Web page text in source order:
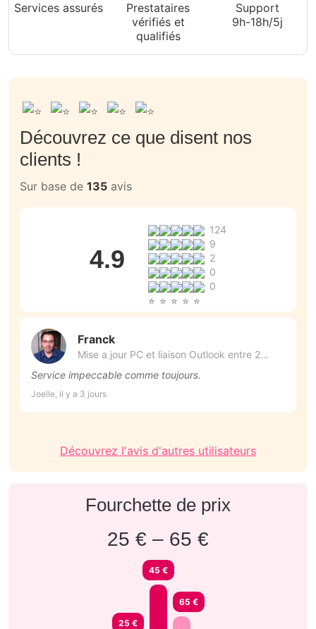
Services assurés
Prestataires
vérifiés et
qualifiés
Support
9h-18h/5j
Découvrez ce que disent nos
clients !
Sur base de 135 avis
4.9
124
9
2
0
0
Franck
Mise a jour PC et liaison Outlook entre 2
appareils (2)
Service impeccable comme toujours.
Joelle, il y a 3 jours
Découvrez l'avis d'autres utilisateurs
Fourchette de prix
25 € – 65 €
25 €
45 €
65 €